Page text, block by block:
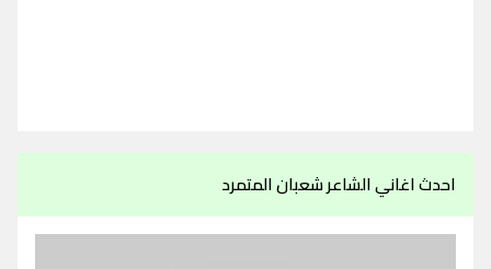
احدث اغاني الشاعر شعبان المتمرد